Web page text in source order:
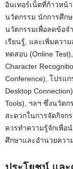
อินเทอร์เน็ตที่ก้าวหน้
นวัตกรรม นักการศึก
นวัตกรรมเพื่อลดข้อจ
เรียนรู้, และเพิ่มควา
ทดสอบ (Online
Character
Conference), โปรแ
Desktop
Tools), ฯลฯ ซึ่งนวัต
สะดวกในการจัดกิจก
ควรทำความรู้จักเพื่อ
ศึกษาและอำนวยควา